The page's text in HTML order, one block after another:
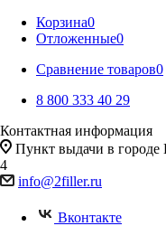
Корзина0
Отложенные0
Сравнение товаров0
8 800 333 40 29
Контактная информация
Пункт выдачи в
4
info@2filler.ru
Вконтакте